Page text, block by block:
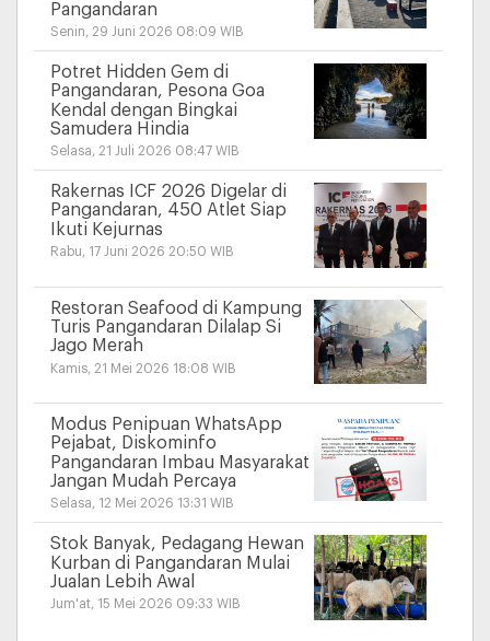
Pangandaran
Senin, 29 Juni 2026 08:09 WIB
Potret Hidden Gem di
Pangandaran, Pesona Goa
Kendal dengan Bingkai
Samudera Hindia
Selasa, 21 Juli 2026 08:47 WIB
Rakernas ICF 2026 Digelar di
Pangandaran, 450 Atlet Siap
Ikuti Kejurnas
Rabu, 17 Juni 2026 20:50 WIB
Restoran Seafood di Kampung
Turis Pangandaran Dilalap Si
Jago Merah
Kamis, 21 Mei 2026 18:08 WIB
Modus Penipuan WhatsApp
Pejabat, Diskominfo
Pangandaran Imbau Masyarakat
Jangan Mudah Percaya
Selasa, 12 Mei 2026 13:31 WIB
Stok Banyak, Pedagang Hewan
Kurban di Pangandaran Mulai
Jualan Lebih Awal
Jum'at, 15 Mei 2026 09:33 WIB